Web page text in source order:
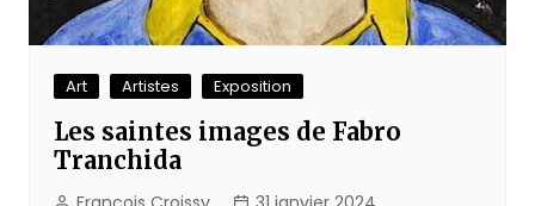
Art Artistes Exposition
Les saintes images de Fabro
Tranchida